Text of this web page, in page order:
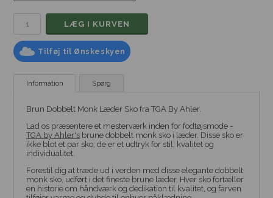
Tilføj til Ønskeskyen
Information Spørg
Brun Dobbelt Monk Læder Sko fra TGA By Ahler.
Lad os præsentere et mesterværk inden for fodtøjsmode -
TGA by Ahler's brune dobbelt monk sko i læder. Disse sko er
ikke blot et par sko; de er et udtryk for stil, kvalitet og
individualitet.
Forestil dig at træde ud i verden med disse elegante dobbelt
monk sko, udført i det fineste brune læder. Hver sko fortæller
en historie om håndværk og dedikation til kvalitet, og farven